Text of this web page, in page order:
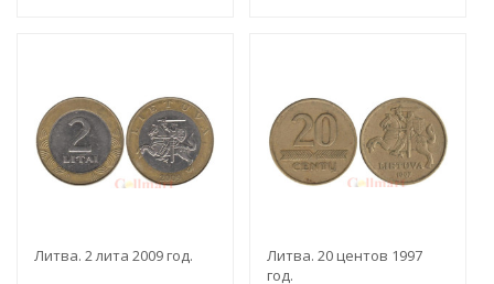
Литва. 2 лита 2009 год.
Литва. 20 центов 1997
год.